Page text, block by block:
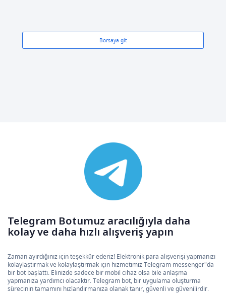
Borsaya git
Telegram Botumuz aracılığıyla daha
kolay ve daha hızlı alışveriş yapın
Zaman ayırdığınız için teşekkür ederiz! Elektronik para alışverişi yapmanızı
kolaylaştırmak ve kolaylaştırmak için hizmetimiz Telegram messenger"da
bir bot başlattı. Elinizde sadece bir mobil cihaz olsa bile anlaşma
yapmanıza yardımcı olacaktır. Telegram bot, bir uygulama oluşturma
sürecinin tamamını hızlandırmanıza olanak tanır, güvenli ve güvenilirdir.